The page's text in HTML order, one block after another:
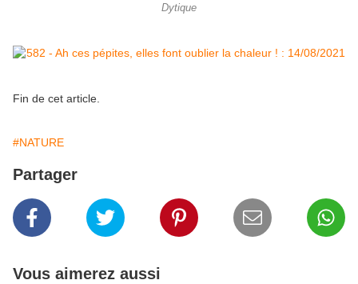
Dytique
Fin de cet article.
#NATURE
Partager
Vous aimerez aussi